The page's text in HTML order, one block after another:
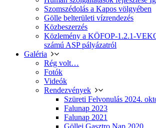
Szomszédolás a Kapos völgyében
Gölle belterületi vízrendezés
Közbeszerzés
Közlemény a KÖFOP-1.2.1-
számú ASP pályázatról
Galéria
Rég volt…
Fotók
Videók
Rendezvények
Szüreti Felvonulás 2024.
Falunap 2023
Falunap 2021
Göllei Gasztro Nap 2020